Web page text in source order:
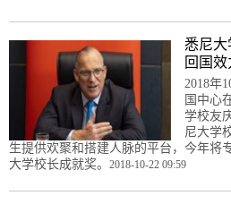
悉尼大
回国效
2018年
国中心
学校友
尼大学
生提供欢聚和搭建人脉的平台，今年将
大学校长成就奖。 2018-10-22 09:59